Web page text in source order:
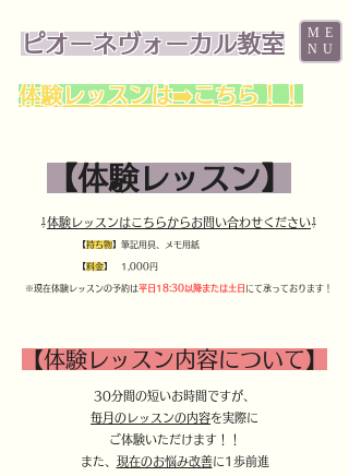
ME
NU
ピオーネヴォーカル教室
体験レッスンは➡️こちら！！
​【体験レッスン】
⇩体験レッスンはこちらからお問い合わせください⇩
【持ち物】筆記用具、メモ用紙
【料金】 1,000円
※現在体験レッスンの予約は平日18:30以降または土日 にて 承っております！
【体験レッスン内容について】
30分間の短いお時間ですが、
毎月のレッスンの内容を実際に
ご体験いただけます！！
また、 現在のお悩み改善に1歩前進